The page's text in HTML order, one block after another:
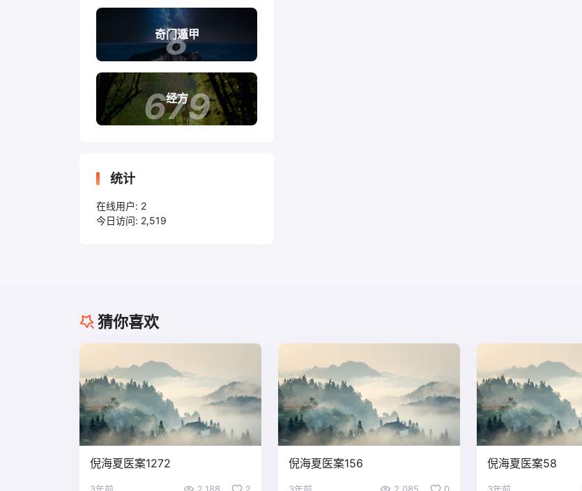
8
奇门遁甲
679
经方
统计
在线用户: 2
今日访问: 2,519
猜你喜欢
倪海夏医案1272
3年前 2,188 2
倪海夏医案156
3年前 2,085 0
倪海夏医案58
3年前